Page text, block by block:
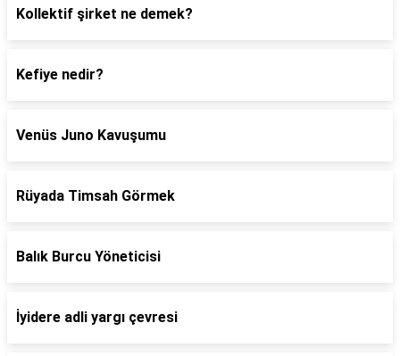
Kollektif şirket ne demek?
Kefiye nedir?
Venüs Juno Kavuşumu
Rüyada Timsah Görmek
Balık Burcu Yöneticisi
İyidere adli yargı çevresi